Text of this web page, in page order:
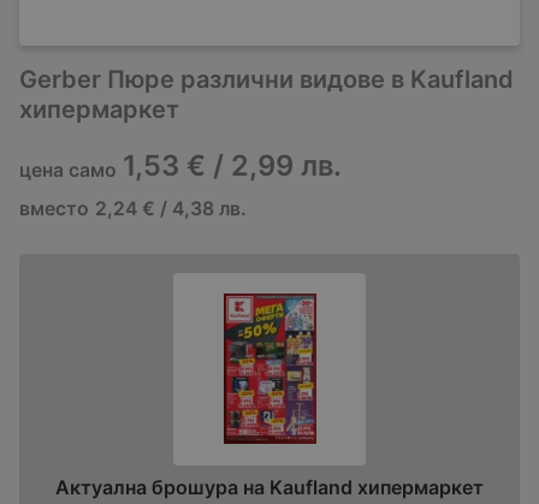
Gerber Пюре различни видове в Kaufland
хипермаркет
цена само 1,53 € / 2,99 лв.
вместо 2,24 € / 4,38 лв.
Актуална брошура на Kaufland хипермаркет